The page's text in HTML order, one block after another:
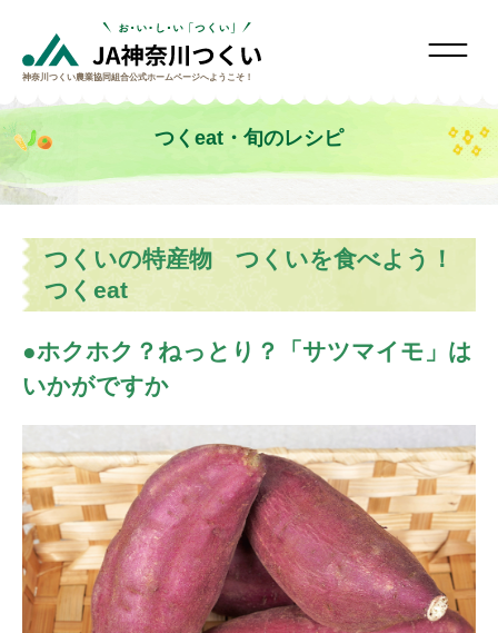
神奈川つくい農業協同組合公式ホームページへようこそ！
つくeat・旬のレシピ
つくいの特産物 つくいを食べよう！
つくeat
ホクホク？ねっとり？「サツマイモ」は
いかがですか